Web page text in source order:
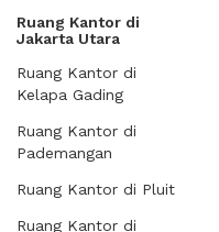
Ruang Kantor di
Jakarta Utara
Ruang Kantor di
Kelapa Gading
Ruang Kantor di
Pademangan
Ruang Kantor di Pluit
Ruang Kantor di